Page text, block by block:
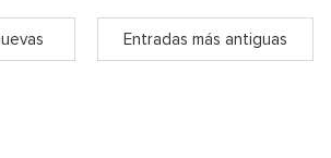
Entradas más antiguas